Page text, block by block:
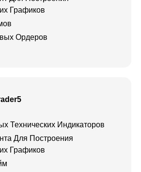
Графиков
Ордеров
Технических Индикаторов
Для Построения
Графиков